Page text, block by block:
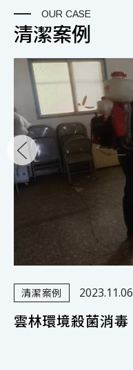
OUR CASE
清潔案例
清潔案例
2023.11.06
雲林環境殺菌消毒